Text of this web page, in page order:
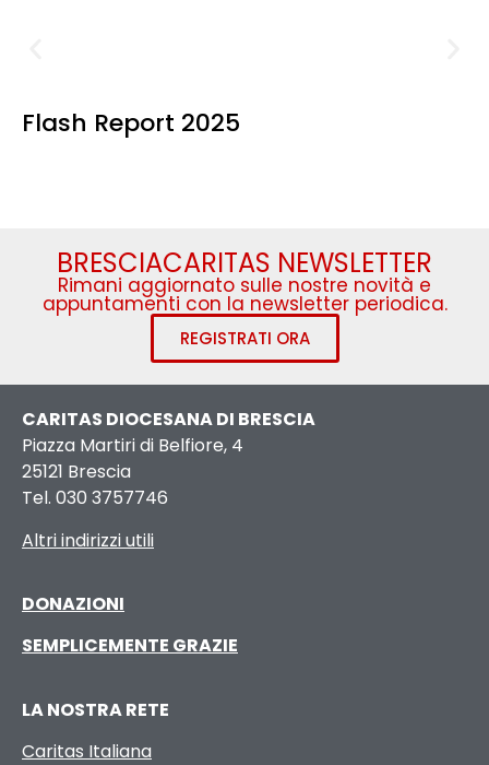
Flash Report 2025
BRESCIACARITAS NEWSLETTER
Rimani aggiornato sulle nostre novità e
appuntamenti con la newsletter periodica.
REGISTRATI ORA
CARITAS DIOCESANA DI BRESCIA
Piazza Martiri di Belfiore, 4
25121 Brescia
Tel. 030 3757746
Altri indirizzi utili
DONAZIONI
SEMPLICEMENTE GRAZIE
LA NOSTRA RETE
Caritas Italiana